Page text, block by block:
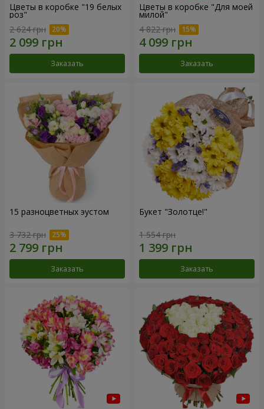
Цветы в коробке "19 белых
роз"
2 624 грн
Заказать
Цветы в коробке "Для моей
милой"
4 822 грн
Заказать
15 разноцветных эустом
3 732 грн
Заказать
Букет "Золотце!"
1 554 грн
Заказать